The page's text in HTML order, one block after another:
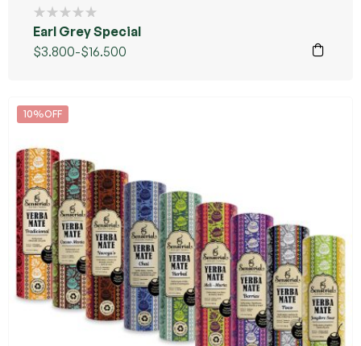
Earl Grey Special
$3.800-$16.500
10%OFF